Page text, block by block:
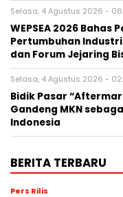
Selasa, 4 Agustus 2026 -
WEPSEA 2026 Bahas
Pertumbuhan
dan Forum Jejaring
Selasa, 4 Agustus 2026 -
Bidik Pasar
Gandeng MKN
Indonesia
BERITA TERBARU
Pers Rilis